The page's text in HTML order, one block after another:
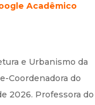
Acadêmico
e Urbanismo da
Coordenadora do
2026. Professora do